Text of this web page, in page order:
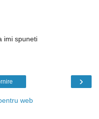
imi spuneti
›
web